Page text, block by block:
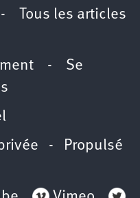
Tous les articles
- Se
- Propulsé